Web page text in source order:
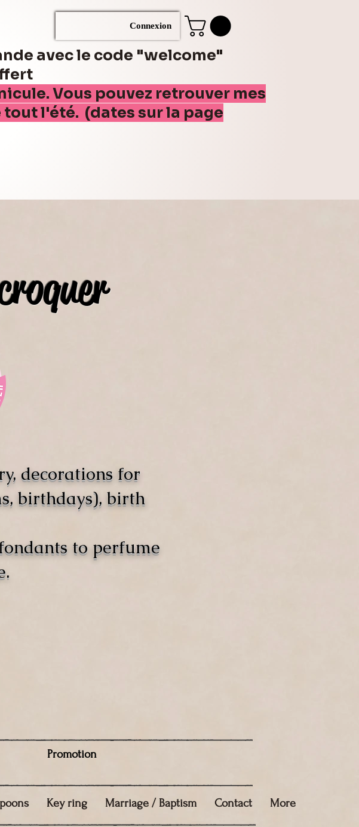
Connexion
avec le code "welcome"
Vous pouvez retrouver mes
l'été. (dates sur la page
decorations for
birthdays), birth
to perfume
Promotion
Key ring Marriage / Baptism Contact More